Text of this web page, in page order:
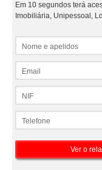
Em 10 segundos terá
Imobiliária, Unipessoal,